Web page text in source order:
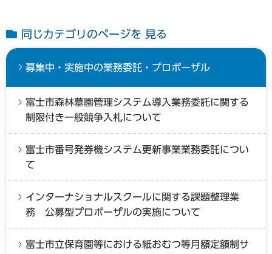
同じカテゴリのページを 見る
募集中・実施中の業務委託・プロポーザル
富士市森林墓園管理システム導入業務委託に関する
制限付き一般競争入札について
富士市番号発券機システム更新事業業務委託につい
て
インターナショナルスクールに関する課題整理業
務 公募型プロポーザルの実施について
富士市立保育園等における紙おむつ等月額定額制サ